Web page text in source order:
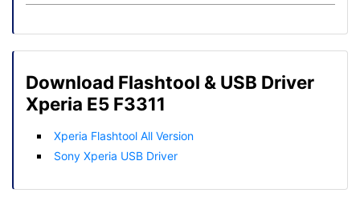
Download Flashtool & USB Driver
Xperia E5 F3311
Xperia Flashtool All Version
Sony Xperia USB Driver